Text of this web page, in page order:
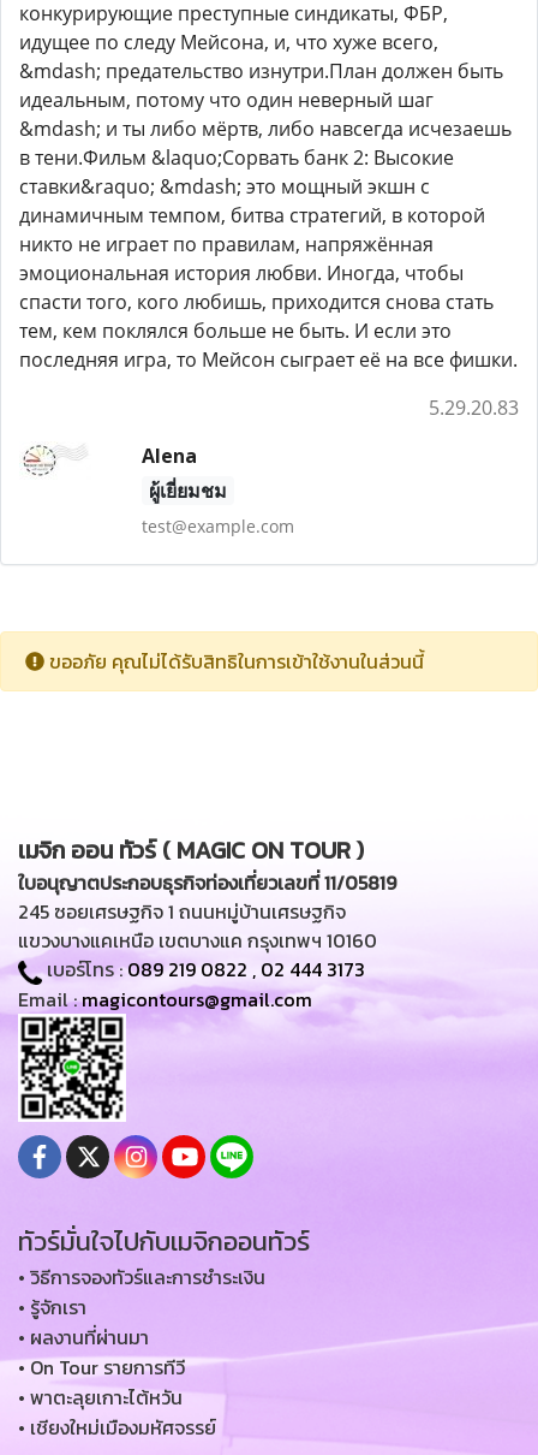
конкурирующие преступные синдикаты, ФБР,
идущее по следу Мейсона, и, что хуже всего,
&mdash; предательство изнутри.План должен быть
идеальным, потому что один неверный шаг
&mdash; и ты либо мёртв, либо навсегда исчезаешь
в тени.Фильм &laquo;Сорвать банк 2: Высокие
ставки&raquo; &mdash; это мощный экшн с
динамичным темпом, битва стратегий, в которой
никто не играет по правилам, напряжённая
эмоциональная история любви. Иногда, чтобы
спасти того, кого любишь, приходится снова стать
тем, кем поклялся больше не быть. И если это
последняя игра, то Мейсон сыграет её на все фишки.
5.29.20.83
Alena
ผู้เยี่ยมชม
test@example.com
ขออภัย คุณไม่ได้รับสิทธิในการเข้าใช้งานในส่วนนี้
เมจิก ออน ทัวร์ ( MAGIC ON TOUR )
ใบอนุญาตประกอบธุรกิจท่องเที่ยวเลขที่ 11/05819
245 ซอยเศรษฐกิจ 1 ถนนหมู่บ้านเศรษฐกิจ
แขวงบางแคเหนือ เขตบางแค กรุงเทพฯ 10160
เบอร์โทร :089 219 0822 , 02 444 3173
Email :magicontours@gmail.com
ทัวร์มั่นใจไปกับเมจิกออนทัวร์
• วิธีการจองทัวร์และการชำระเงิน
• รู้จักเรา
• ผลงานที่ผ่านมา
• On Tour รายการทีวี
• พาตะลุยเกาะไต้หวัน
• เชียงใหม่เมืองมหัศจรรย์